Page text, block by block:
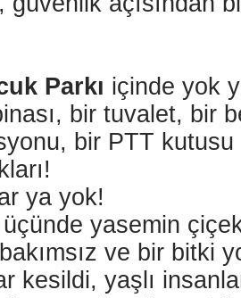
Parkı içinde yok
bir tuvalet, bir
bir PTT
ya yok!
üçünde yasemin
bakımsız ve bir bitki
kesildi, yaşlı